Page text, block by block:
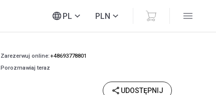
PL PLN
Zarezerwuj online:+48693778801
Porozmawiaj teraz
UDOSTĘPNIJ